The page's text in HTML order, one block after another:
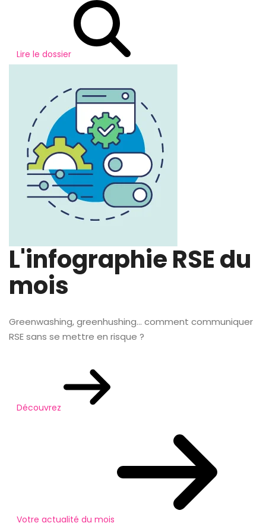
Lire le dossier
L'infographie RSE du
mois
Greenwashing, greenhushing… comment communiquer
RSE sans se mettre en risque ?
Découvrez
Votre actualité du mois